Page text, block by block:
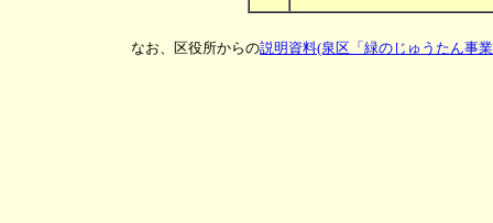
なお、区役所からの説明資料(泉区「緑のじゅうたん事